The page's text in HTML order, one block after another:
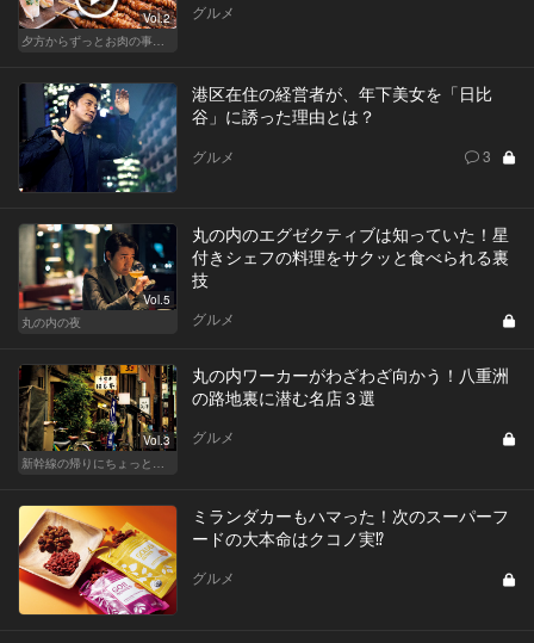
Vol.2
夕方からずっとお肉の事を考えてる貴方へ
グルメ
港区在住の経営者が、年下美女を「日比
谷」に誘った理由とは？
グルメ 3
Vol.5
丸の内の夜
丸の内のエグゼクティブは知っていた！星
付きシェフの料理をサクッと食べられる裏
技
グルメ
Vol.3
新幹線の帰りにちょっと１杯！東京駅、品川からアクセスがいい人気店
丸の内ワーカーがわざわざ向かう！八重洲
の路地裏に潜む名店３選
グルメ
ミランダカーもハマった！次のスーパーフ
ードの大本命はクコノ実⁉︎
グルメ